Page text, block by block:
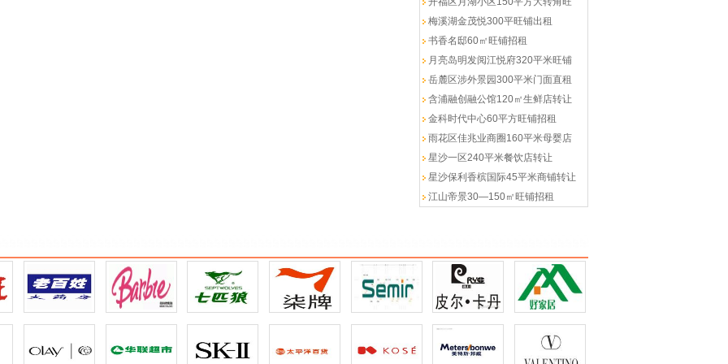
梅溪湖金茂悦300平旺铺出租
书香名邸60㎡旺铺招租
月亮岛明发阅江悦府320平米旺铺
岳麓区涉外景园300平米门面直租
含浦融创融公馆120㎡生鲜店转让
金科时代中心60平方旺铺招租
雨花区佳兆业商圈160平米母婴店
星沙一区240平米餐饮店转让
星沙保利香槟国际45平米商铺转让
江山帝景30—150㎡旺铺招租